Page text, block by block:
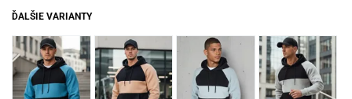
ĎALŠIE VARIANTY